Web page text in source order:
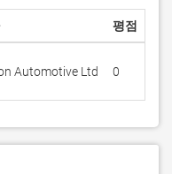
평점
Automotive Ltd 0